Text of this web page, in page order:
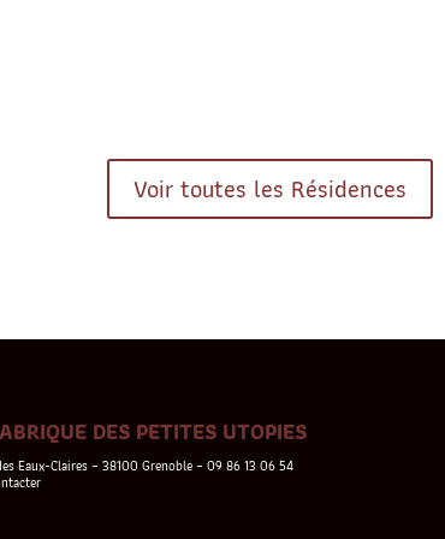
Voir toutes les Résidences
DES PETITES UTOPIES
Eaux-Claires – 38100 Grenoble – 09 86 13 06 54